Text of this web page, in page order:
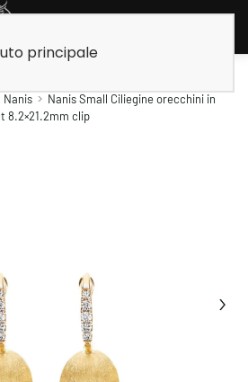
principale
Nanis
Nanis Small Ciliegine orecchini in
8.2×21.2mm clip